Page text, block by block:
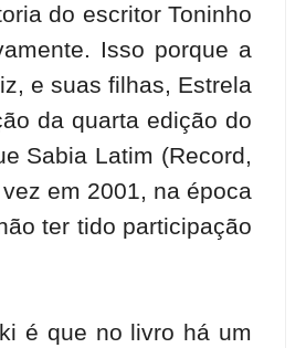
do escritor Toninho
Isso porque a
e suas filhas, Estrela
da quarta edição do
Sabia Latim (Record,
em 2001, na época
ter tido participação
é que no livro há um